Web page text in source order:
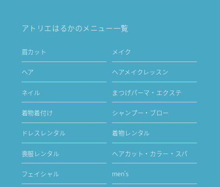
アトリエはるかのメニュー一覧
眉カット メイク
ヘア ヘアメイクレッスン
ネイル まつげパーマ・エクステ
着物着付け シャンプー・ブロー
ドレスレンタル 着物レンタル
喪服レンタル ヘアカット・カラー・スパ
フェイシャル men's